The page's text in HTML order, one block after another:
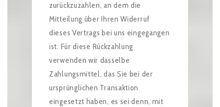
zurückzuzahlen, an dem die
Mitteilung über Ihren Widerruf
dieses Vertrags bei uns eingegangen
ist. Für diese Rückzahlung
verwenden wir dasselbe
Zahlungsmittel, das Sie bei der
ursprünglichen Transaktion
eingesetzt haben, es sei denn, mit